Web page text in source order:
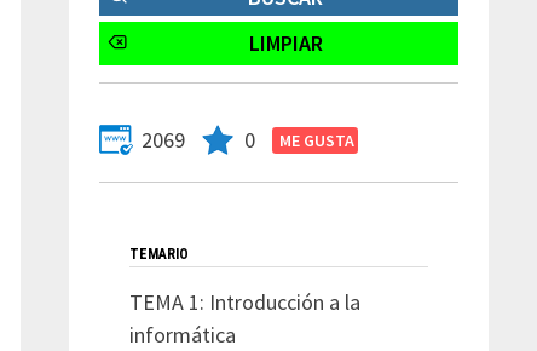
2069 0
TEMARIO
TEMA 1: Introducción a la
informática